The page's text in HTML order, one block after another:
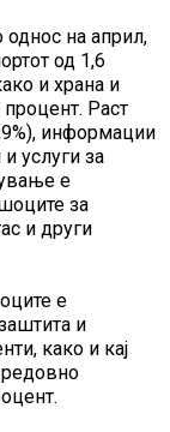
однос на април,
од 1,6
и храна и
Раст
информации
услуги за
е
за
и други
е
и
како и кај
редовно